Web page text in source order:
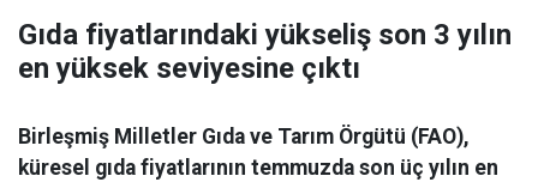
Gıda fiyatlarındaki yükseliş son 3 yılın
en yüksek seviyesine çıktı
Birleşmiş Milletler Gıda ve Tarım Örgütü (FAO),
küresel gıda fiyatlarının temmuzda son üç yılın en